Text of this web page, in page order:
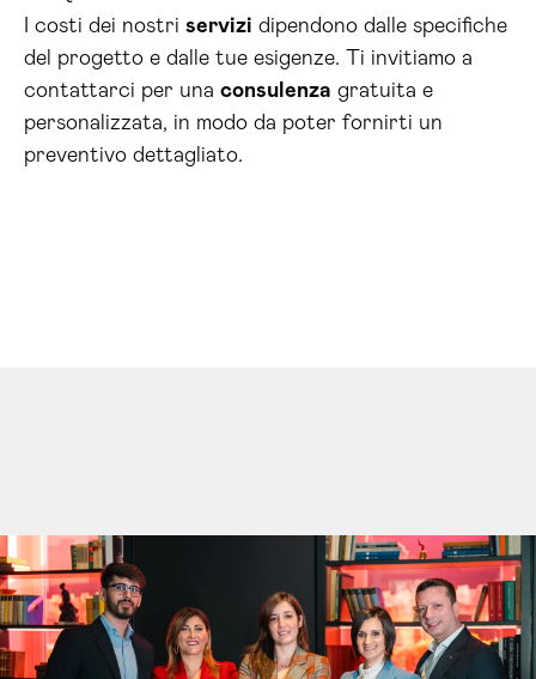
I costi dei nostri servizi dipendono dalle specifiche
del progetto e dalle tue esigenze. Ti invitiamo a
contattarci per una consulenza gratuita e
personalizzata, in modo da poter fornirti un
preventivo dettagliato.